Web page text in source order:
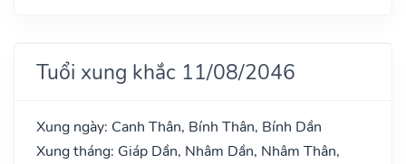
Tuổi xung khắc 11/08/2046
Xung ngày: Canh Thân, Bính Thân, Bính Dần
Xung tháng: Giáp Dần, Nhâm Dần, Nhâm Thân,